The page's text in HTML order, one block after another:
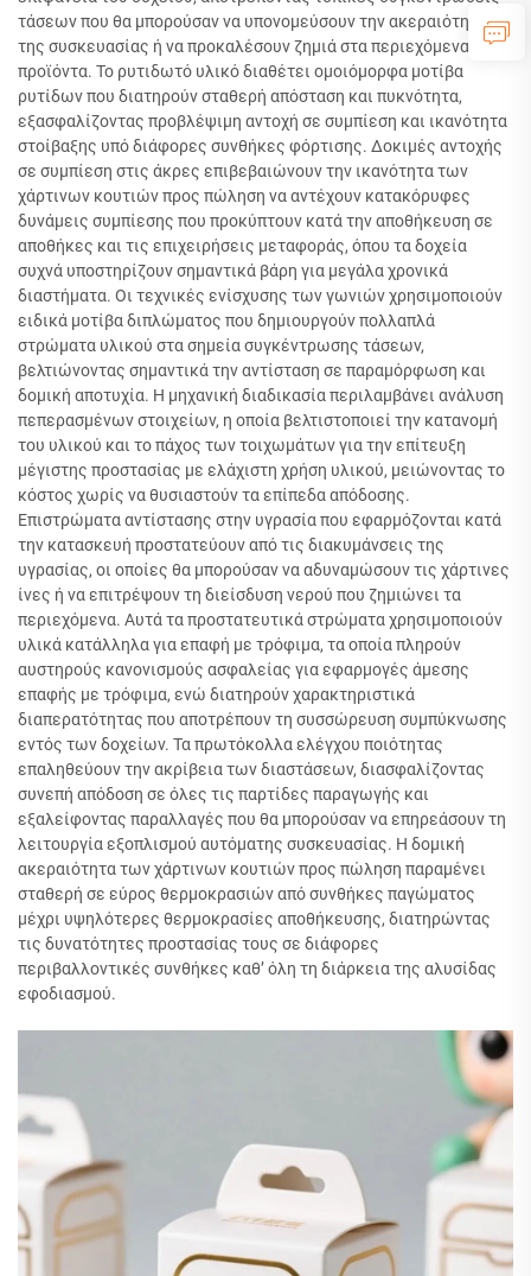
τάσεων που θα μπορούσαν να υπονομεύσουν την ακεραιότητα
της συσκευασίας ή να προκαλέσουν ζημιά στα περιεχόμενα
προϊόντα. Το ρυτιδωτό υλικό διαθέτει ομοιόμορφα μοτίβα
ρυτίδων που διατηρούν σταθερή απόσταση και πυκνότητα,
εξασφαλίζοντας προβλέψιμη αντοχή σε συμπίεση και ικανότητα
στοίβαξης υπό διάφορες συνθήκες φόρτισης. Δοκιμές αντοχής
σε συμπίεση στις άκρες επιβεβαιώνουν την ικανότητα των
χάρτινων κουτιών προς πώληση να αντέχουν κατακόρυφες
δυνάμεις συμπίεσης που προκύπτουν κατά την αποθήκευση σε
αποθήκες και τις επιχειρήσεις μεταφοράς, όπου τα δοχεία
συχνά υποστηρίζουν σημαντικά βάρη για μεγάλα χρονικά
διαστήματα. Οι τεχνικές ενίσχυσης των γωνιών χρησιμοποιούν
ειδικά μοτίβα διπλώματος που δημιουργούν πολλαπλά
στρώματα υλικού στα σημεία συγκέντρωσης τάσεων,
βελτιώνοντας σημαντικά την αντίσταση σε παραμόρφωση και
δομική αποτυχία. Η μηχανική διαδικασία περιλαμβάνει ανάλυση
πεπερασμένων στοιχείων, η οποία βελτιστοποιεί την κατανομή
του υλικού και το πάχος των τοιχωμάτων για την επίτευξη
μέγιστης προστασίας με ελάχιστη χρήση υλικού, μειώνοντας το
κόστος χωρίς να θυσιαστούν τα επίπεδα απόδοσης.
Επιστρώματα αντίστασης στην υγρασία που εφαρμόζονται κατά
την κατασκευή προστατεύουν από τις διακυμάνσεις της
υγρασίας, οι οποίες θα μπορούσαν να αδυναμώσουν τις χάρτινες
ίνες ή να επιτρέψουν τη διείσδυση νερού που ζημιώνει τα
περιεχόμενα. Αυτά τα προστατευτικά στρώματα χρησιμοποιούν
υλικά κατάλληλα για επαφή με τρόφιμα, τα οποία πληρούν
αυστηρούς κανονισμούς ασφαλείας για εφαρμογές άμεσης
επαφής με τρόφιμα, ενώ διατηρούν χαρακτηριστικά
διαπερατότητας που αποτρέπουν τη συσσώρευση συμπύκνωσης
εντός των δοχείων. Τα πρωτόκολλα ελέγχου ποιότητας
επαληθεύουν την ακρίβεια των διαστάσεων, διασφαλίζοντας
συνεπή απόδοση σε όλες τις παρτίδες παραγωγής και
εξαλείφοντας παραλλαγές που θα μπορούσαν να επηρεάσουν τη
λειτουργία εξοπλισμού αυτόματης συσκευασίας. Η δομική
ακεραιότητα των χάρτινων κουτιών προς πώληση παραμένει
σταθερή σε εύρος θερμοκρασιών από συνθήκες παγώματος
μέχρι υψηλότερες θερμοκρασίες αποθήκευσης, διατηρώντας
τις δυνατότητες προστασίας τους σε διάφορες
περιβαλλοντικές συνθήκες καθ’ όλη τη διάρκεια της αλυσίδας
εφοδιασμού.